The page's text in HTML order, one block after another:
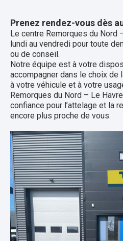
Prenez rendez-vous dès
Le centre Remorques du Nord
lundi au vendredi pour toute
ou de conseil.
Notre équipe est à votre
accompagner dans le choix de
à votre véhicule et à votre
Remorques du Nord – Le
confiance pour l’attelage et la
encore plus proche de vous.